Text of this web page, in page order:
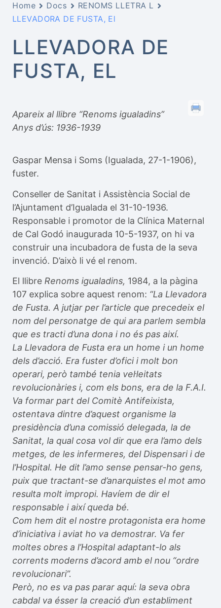
Home Docs
RENOMS LLETRA L
LLEVADORA DE FUSTA, El
LLEVADORA DE
FUSTA, EL
Apareix al llibre “Renoms igualadins”
Anys d’ús: 1936-1939
Gaspar Mensa i Soms (Igualada, 27-1-1906),
fuster.
Conseller de Sanitat i Assistència Social de
l’Ajuntament d’Igualada el 31-10-1936.
Responsable i promotor de la Clínica Maternal
de Cal Godó inaugurada 10-5-1937, on hi va
construir una incubadora de fusta de la seva
invenció. D’això li vé el renom.
El llibre Renoms igualadins, 1984, a la pàgina
107 explica sobre aquest renom: “La Llevadora
de Fusta. A jutjar per l’article que precedeix el
nom del personatge de qui ara parlem sembla
que es tracti d’una dona i no és pas així.
La Llevadora de Fusta era un home i un home
dels d’acció. Era fuster d’ofici i molt bon
operari, però també tenia vel·leitats
revolucionàries i, com els bons, era de la F.A.I.
Va formar part del Comitè Antifeixista,
ostentava dintre d’aquest organisme la
presidència d’una comissió delegada, la de
Sanitat, la qual cosa vol dir que era l’amo dels
metges, de les infermeres, del Dispensari i de
l’Hospital. He dit l’amo sense pensar-ho gens,
puix que tractant-se d’anarquistes el mot amo
resulta molt impropi. Havíem de dir el
responsable i així queda bé.
Com hem dit el nostre protagonista era home
d’iniciativa i aviat ho va demostrar. Va fer
moltes obres a l’Hospital adaptant-lo als
corrents moderns d’acord amb el nou “ordre
revolucionari”.
Però, no es va pas parar aquí: la seva obra
cabdal va ésser la creació d’un establiment